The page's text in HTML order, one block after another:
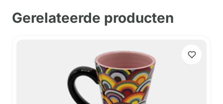
Gerelateerde producten